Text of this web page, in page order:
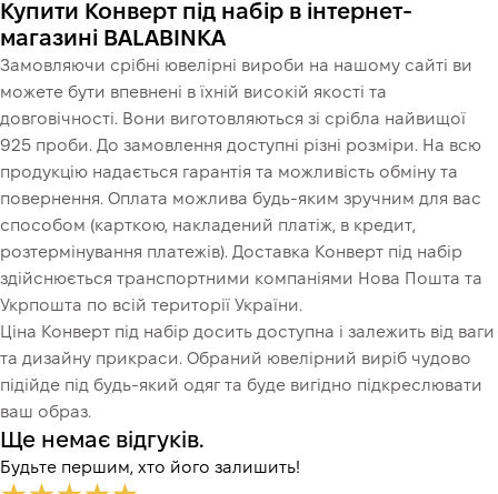
Купити Конверт під набір в інтернет-
магазині BALABINKA
Замовляючи срібні ювелірні вироби на нашому сайті ви
можете бути впевнені в їхній високій якості та
довговічності. Вони виготовляються зі срібла найвищої
925 проби. До замовлення доступні різні розміри. На всю
продукцію надається гарантія та можливість обміну та
повернення. Оплата можлива будь-яким зручним для вас
способом (карткою, накладений платіж, в кредит,
розтермінування платежів). Доставка Конверт під набір
здійснюється транспортними компаніями Нова Пошта та
Укрпошта по всій території України.
Ціна Конверт під набір досить доступна і залежить від ваги
та дизайну прикраси. Обраний ювелірний виріб чудово
підійде під будь-який одяг та буде вигідно підкреслювати
ваш образ.
Ще немає відгуків.
Будьте першим, хто його залишить!